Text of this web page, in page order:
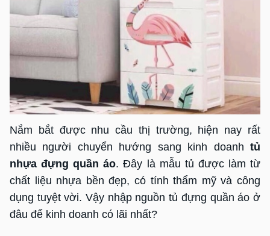
Nắm bắt được nhu cầu thị trường, hiện nay rất
nhiều người chuyển hướng sang kinh doanh tủ
nhựa đựng quần áo. Đây là mẫu tủ được làm từ
chất liệu nhựa bền đẹp, có tính thẩm mỹ và công
dụng tuyệt vời. Vậy nhập nguồn tủ đựng quần áo ở
đâu để kinh doanh có lãi nhất?